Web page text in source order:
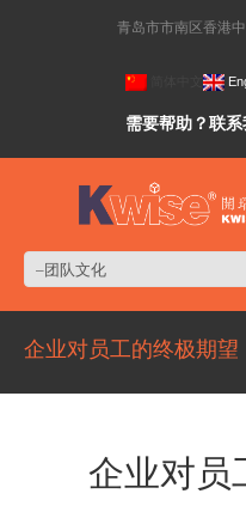
青岛市市南区香港
需要帮助？联系
企业对员工的终极期望
企业对员